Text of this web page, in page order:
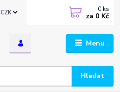
Menu
CZK
Hledat
0 ks
za 0 Kč